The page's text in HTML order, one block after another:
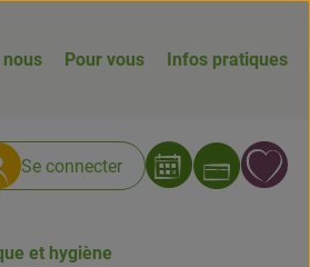
nous Pour vous Infos pratiques
Se connecter
et hygiène